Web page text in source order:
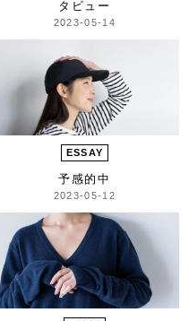
タビュー
2023-05-14
ESSAY
予感的中
2023-05-12